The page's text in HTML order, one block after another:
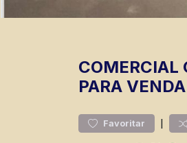
COMERCIAL
PARA
Favoritar |